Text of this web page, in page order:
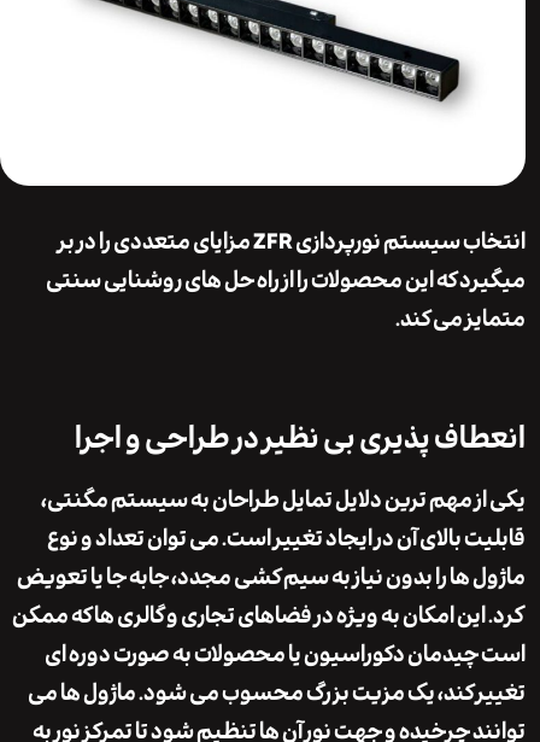
انتخاب سیستم نورپردازی ZFR مزایای متعددی را در بر
که این محصولات را از راه حل های روشنایی سنتی
می کند.
پذیری بی نظیر در طراحی و اجرا
مهم ترین دلایل تمایل طراحان به سیستم مگنتی،
بالای آن در ایجاد تغییر است. می توان تعداد و نوع
ها را بدون نیاز به سیم کشی مجدد، جابه جا یا تعویض
امکان به ویژه در فضاهای تجاری و گالری ها که ممکن
دکوراسیون یا محصولات به صورت دوره ای
کند، یک مزیت بزرگ محسوب می شود. ماژول ها می
چرخیده و جهت نور آن ها تنظیم شود تا تمرکز نور به